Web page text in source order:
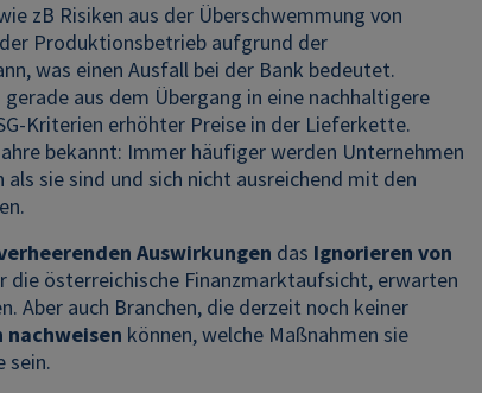
zB Risiken aus der Überschwemmung von
Produktionsbetrieb aufgrund der
was einen Ausfall bei der Bank bedeutet.
aus dem Übergang in eine nachhaltigere
Kriterien erhöhter Preise in der Lieferkette.
bekannt: Immer häufiger werden Unternehmen
sie sind und sich nicht ausreichend mit den
Auswirkungen das Ignorieren von
die österreichische Finanzmarktaufsicht, erwarten
Aber auch Branchen, die derzeit noch keiner
nachweisen können, welche Maßnahmen sie
sein.